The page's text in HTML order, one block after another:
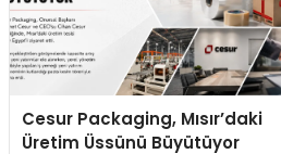
Cesur Packaging, Mısır’daki
Üretim Üssünü Büyütüyor